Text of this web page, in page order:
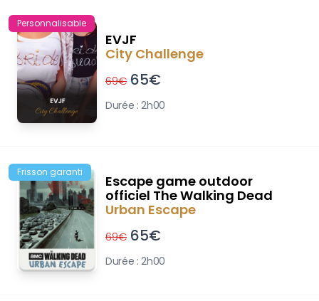
Personnalisable
EVJF
City Challenge
69€ 65€
Durée :2h00
Frisson garanti
Escape game outdoor
officiel The Walking Dead
Urban Escape
69€ 65€
Durée :2h00